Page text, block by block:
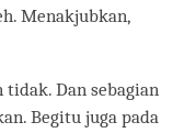
Menakjubkan,
tidak. Dan sebagian
Begitu juga pada